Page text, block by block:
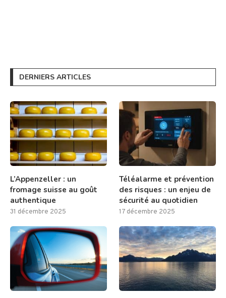
DERNIERS ARTICLES
L’Appenzeller : un
fromage suisse au goût
authentique
31 décembre 2025
Téléalarme et prévention
des risques : un enjeu de
sécurité au quotidien
17 décembre 2025